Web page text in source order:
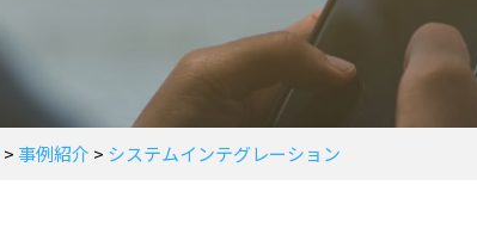
>事例紹介 > システムインテグレーション